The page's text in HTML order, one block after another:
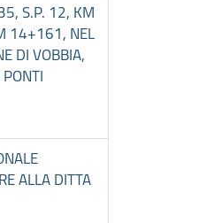
S.P. 12, KM
14+161, NEL
DI VOBBIA,
ALLA DITTA